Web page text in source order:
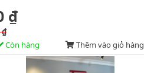
₫
₫
Còn hàng
Thêm vào giỏ hàng